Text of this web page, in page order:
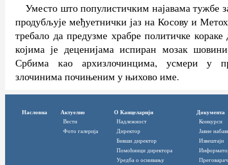
Уместо што популистичким најавама тужбе
продубљује међуетнички јаз на Косову и
требало да предузме храбре политичке кораке
којима је деценијама испиран мозак
Србима као архизлочинцима, усмери у
злочинима почињеним у њихово име.
Насловна Актуелно
Вести
Фото галерија
О Канцеларији
Надлежност
Директор
Бивши директор
Помоћници директора
Уредба о оснивању
Документа
Конкурси
Јавне
Извештаји